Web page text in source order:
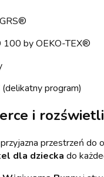
100 by OEKO-TEX®
program)
i
przestrzeń do
dla dziecka do